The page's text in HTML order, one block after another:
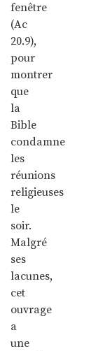
fenêtre
(Ac
20.9),
pour
montrer
que
la
Bible
condamne
les
réunions
religieuses
le
soir.
Malgré
ses
lacunes,
cet
ouvrage
a
une